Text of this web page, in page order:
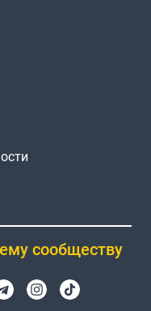
сообществу